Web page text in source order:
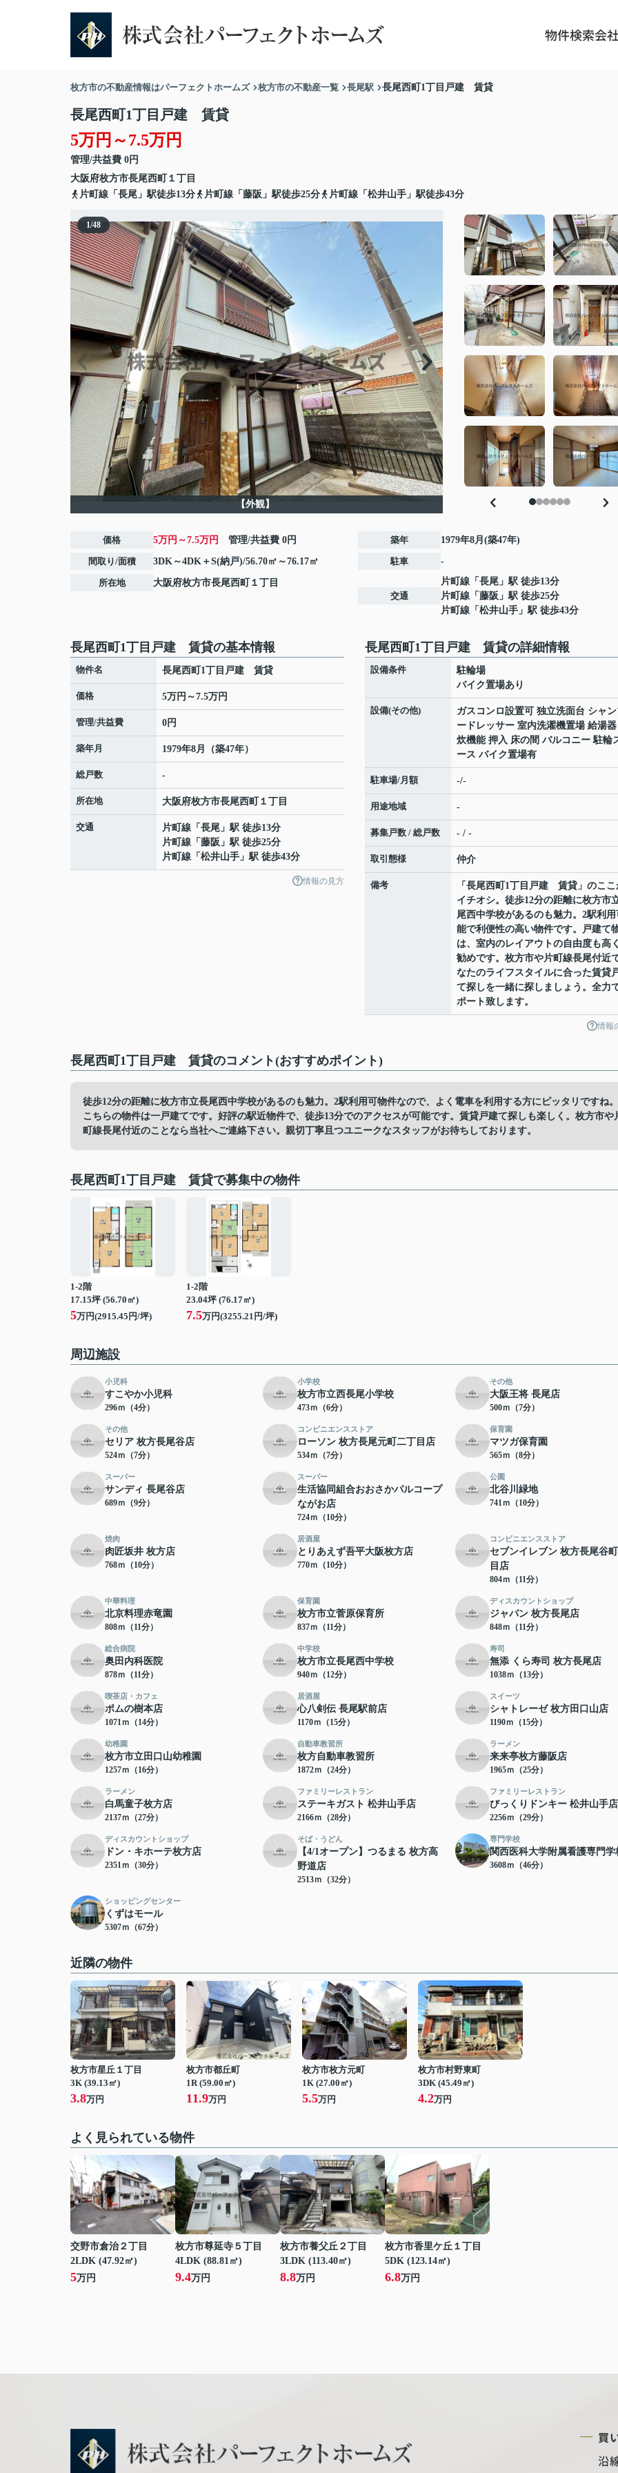
物件検索会
枚方市の不動産情報はパーフェクトホームズ 枚方市の不動産一覧 長尾駅 長尾西町1丁目戸建 賃貸
長尾西町1丁目戸建 賃貸
5万円～7.5万円
管理/共益費 0円
大阪府枚方市長尾西町
１丁目
片町線「長尾」駅徒歩13分
片町線「藤阪」駅徒歩25分 片町線「松井山手」駅徒歩43分
1/48
【外観】
価格 5万円～7.5万円 管理/共益費 0円
間取り/面積 3DK～4DK＋S(納戸)/56.70㎡～76.17㎡
所在地 大阪府枚方市長尾西町 １丁目
築年 1979年8月(築47年)
駐車 -
交通
片町線 「 長尾 」駅 徒歩13分
片町線 「 藤阪 」駅 徒歩25分
片町線 「 松井山手 」駅 徒歩43分
長尾西町1丁目戸建 賃貸の基本情報
物件名 長尾西町1丁目戸建 賃貸
価格 5万円～7.5万円
管理/共益費 0円
築年月 1979年8月（築47年）
総戸数 -
所在地 大阪府枚方市長尾西町 １丁目
交通 片町線 「 長尾 」駅 徒歩13分
片町線 「 藤阪 」駅 徒歩25分
片町線 「 松井山手 」駅 徒歩43分
情報の見方
長尾西町1丁目戸建 賃貸の詳細情報
設備条件
駐輪場
バイク置場あり
設備(その他)
ガスコンロ設置可 独立洗面台 シャ
ードレッサー 室内洗濯機置場 給湯
炊機能 押入 床の間 バルコニー 駐輪
ース バイク置場有
駐車場/月額 -/-
用途地域 -
募集戸数 / 総戸数 - / -
取引態様 仲介
備考
「長尾西町1丁目戸建 賃貸」のここ
イチオシ。徒歩12分の距離に枚方市
尾西中学校があるのも魅力。2駅利用
能で利便性の高い物件です。戸建て
は、室内のレイアウトの自由度も高
勧めです。枚方市や片町線長尾付近
なたのライフスタイルに合った賃貸
て探しを一緒に探しましょう。全力
ポート致します。
情報
長尾西町1丁目戸建 賃貸のコメント(おすすめポイント)
徒歩12分の距離に枚方市立長尾西中学校があるのも魅力。2駅利用可物件なので、よく電車を利用する方にピッタリですね。
こちらの物件は一戸建てです。好評の駅近物件で、徒歩13分でのアクセスが可能です。賃貸戸建て探しも楽しく。枚方市や
町線長尾付近のことなら当社へご連絡下さい。親切丁寧且つユニークなスタッフがお待ちしております。
長尾西町1丁目戸建 賃貸で募集中の物件
1-2階
17.15坪 (56.70㎡)
5万円(2915.45円/坪)
1-2階
23.04坪 (76.17㎡)
7.5万円(3255.21円/坪)
周辺施設
小児科
すこやか小児科
296ｍ（4分）
小学校
枚方市立西長尾小学校
473ｍ（6分）
その他
大阪王将 長尾店
500ｍ（7分）
その他
セリア 枚方長尾谷店
524ｍ（7分）
コンビニエンスストア
ローソン 枚方長尾元町二丁目店
534ｍ（7分）
保育園
マツガ保育園
565ｍ（8分）
スーパー
サンディ 長尾谷店
689ｍ（9分）
スーパー
生活協同組合おおさかパルコープ
ながお店
724ｍ（10分）
公園
北谷川緑地
741ｍ（10分）
焼肉
肉匠坂井 枚方店
768ｍ（10分）
居酒屋
とりあえず吾平大阪枚方店
770ｍ（10分）
コンビニエンスストア
セブンイレブン 枚方長尾谷
目店
804ｍ（11分）
中華料理
北京料理赤竜園
808ｍ（11分）
保育園
枚方市立菅原保育所
837ｍ（11分）
ディスカウントショップ
ジャパン 枚方長尾店
848ｍ（11分）
総合病院
奥田内科医院
878ｍ（11分）
中学校
枚方市立長尾西中学校
940ｍ（12分）
寿司
無添 くら寿司 枚方長尾店
1038ｍ（13分）
喫茶店・カフェ
ポムの樹本店
1071ｍ（14分）
居酒屋
心八剣伝 長尾駅前店
1170ｍ（15分）
スイーツ
シャトレーゼ 枚方田口山店
1190ｍ（15分）
幼稚園
枚方市立田口山幼稚園
1257ｍ（16分）
自動車教習所
枚方自動車教習所
1872ｍ（24分）
ラーメン
来来亭枚方藤阪店
1965ｍ（25分）
ラーメン
白馬童子枚方店
2137ｍ（27分）
ファミリーレストラン
ステーキガスト 松井山手店
2166ｍ（28分）
ファミリーレストラン
びっくりドンキー 松井山手店
2256ｍ（29分）
ディスカウントショップ
ドン・キホーテ枚方店
2351ｍ（30分）
そば・うどん
【4/1オープン】つるまる 枚方高
野道店
2513ｍ（32分）
専門学校
関西医科大学附属看護専門学
3608ｍ（46分）
ショッピングセンター
くずはモール
5307ｍ（67分）
近隣の物件
枚方市星丘１丁目
3K (39.13㎡)
3.8万円
枚方市都丘町
1R (59.00㎡)
11.9万円
枚方市枚方元町
1K (27.00㎡)
5.5万円
枚方市村野東町
3DK (45.49㎡)
4.2万円
よく見られている物件
交野市倉治２丁目
2LDK (47.92㎡)
5万円
枚方市尊延寺５丁目
4LDK (88.81㎡)
9.4万円
枚方市養父丘２丁目
3LDK (113.40㎡)
8.8万円
枚方市香里ケ丘１丁目
5DK (123.14㎡)
6.8万円
買
沿